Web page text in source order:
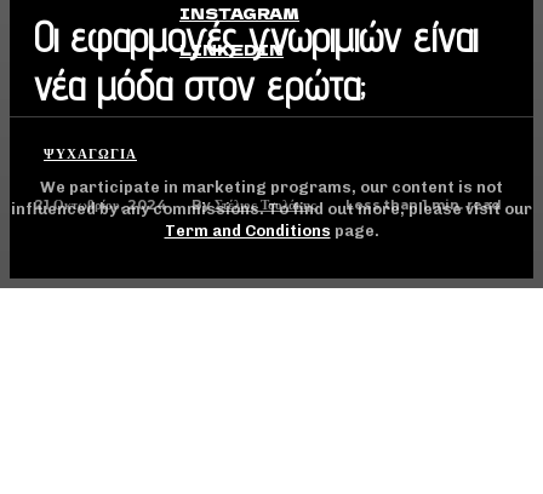
Οι εφαρμογές γνωριμιών είναι
νέα μόδα στον ερώτα;
ΨΥΧΑΓΩΓΊΑ
21 Οκτωβρίου, 2024 By Στέλιος Τσολάκης Less than 1min. read
INSTAGRAM
LINKEDIN
We participate in marketing programs, our content is not
influenced by any commissions. To find out more, please visit our
Term and Conditions page.